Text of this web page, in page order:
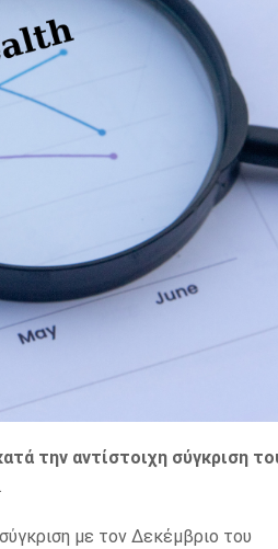
την αντίστοιχη σύγκριση
με τον Δεκέμβριο του